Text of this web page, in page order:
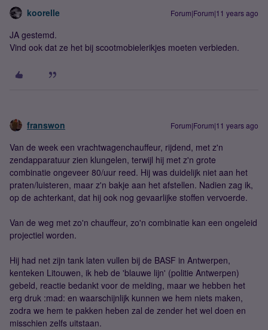
koorelle Forum|Forum|11 years ago
JA gestemd.
Vind ook dat ze het bij scootmobielerikjes moeten verbieden.
franswon Forum|Forum|11 years ago
Van de week een vrachtwagenchauffeur, rijdend, met z'n
zendapparatuur zien klungelen, terwijl hij met z'n grote
combinatie ongeveer 80/uur reed. Hij was duidelijk niet aan het
praten/luisteren, maar z'n bakje aan het afstellen. Nadien zag ik,
op de achterkant, dat hij ook nog gevaarlijke stoffen vervoerde.
Van de weg met zo'n chauffeur, zo'n combinatie kan een ongeleid
projectiel worden.
Hij had net zijn tank laten vullen bij de BASF in Antwerpen,
kenteken Litouwen, ik heb de 'blauwe lijn' (politie Antwerpen)
gebeld, reactie bedankt voor de melding, maar we hebben het
erg druk :mad: en waarschijnlijk kunnen we hem niets maken,
zodra we hem te pakken heben zal de zender het wel doen en
misschien zelfs uitstaan.